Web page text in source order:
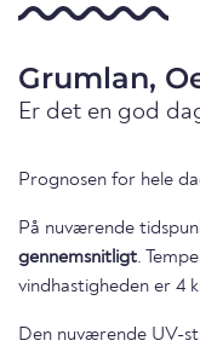
Grumlan,
Er det en god
Prognosen for hele
På nuværende
gennemsnitligt.
vindhastigheden er 4
Den nuværende UV-